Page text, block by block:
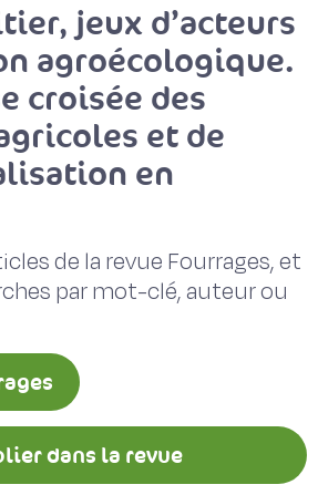
jeux d’acteurs
agroécologique.
croisée des
et de
en
de la revue Fourrages, et
par mot-clé, auteur ou
dans la revue